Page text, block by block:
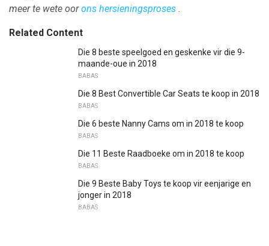
meer te wete oorons hersieningsproses .
Related Content
Die 8 beste speelgoed en geskenke vir die 9-
maande-oue in 2018
BABAS
Die 8 Best Convertible Car Seats te koop in 2018
BABAS
Die 6 beste Nanny Cams om in 2018 te koop
BABAS
Die 11 Beste Raadboeke om in 2018 te koop
BABAS
Die 9 Beste Baby Toys te koop vir eenjarige en
jonger in 2018
BABAS